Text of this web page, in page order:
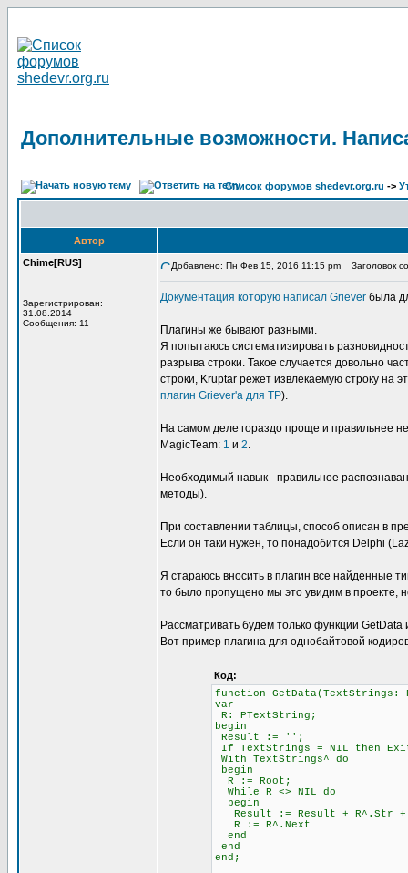
Дополнительные возможности.
Список форумов shedevr.org.ru ->
Автор
Chime[RUS]
Зарегистрирован:
31.08.2014
Сообщения: 11
Добавлено: Пн Фев 15, 2016 11:15 pm Заголовок
Документация которую написал Griever была
Плагины же бывают разными.
Я попытаюсь систематизировать
разрыва строки. Такое случается довольно
строки, Kruptar режет извлекаемую строку на
плагин Griever'а для TP).
На самом деле гораздо проще и правильнее
MagicTeam: 1 и 2.
Необходимый навык - правильное
методы).
При составлении таблицы, способ описан в
Если он таки нужен, то понадобится Delphi
Я стараюсь вносить в плагин все найденные
то было пропущено мы это увидим в проекте,
Рассматривать будем только функции
Вот пример плагина для однобайтовой
Код:
function
var
R: PTextString;
begin
Result := '';
If TextStrings = NIL then
With TextStrings^ do
begin
R := Root;
While R <> NIL do
begin
Result := Result + R^.Str +
R := R^.Next
end
end
end;